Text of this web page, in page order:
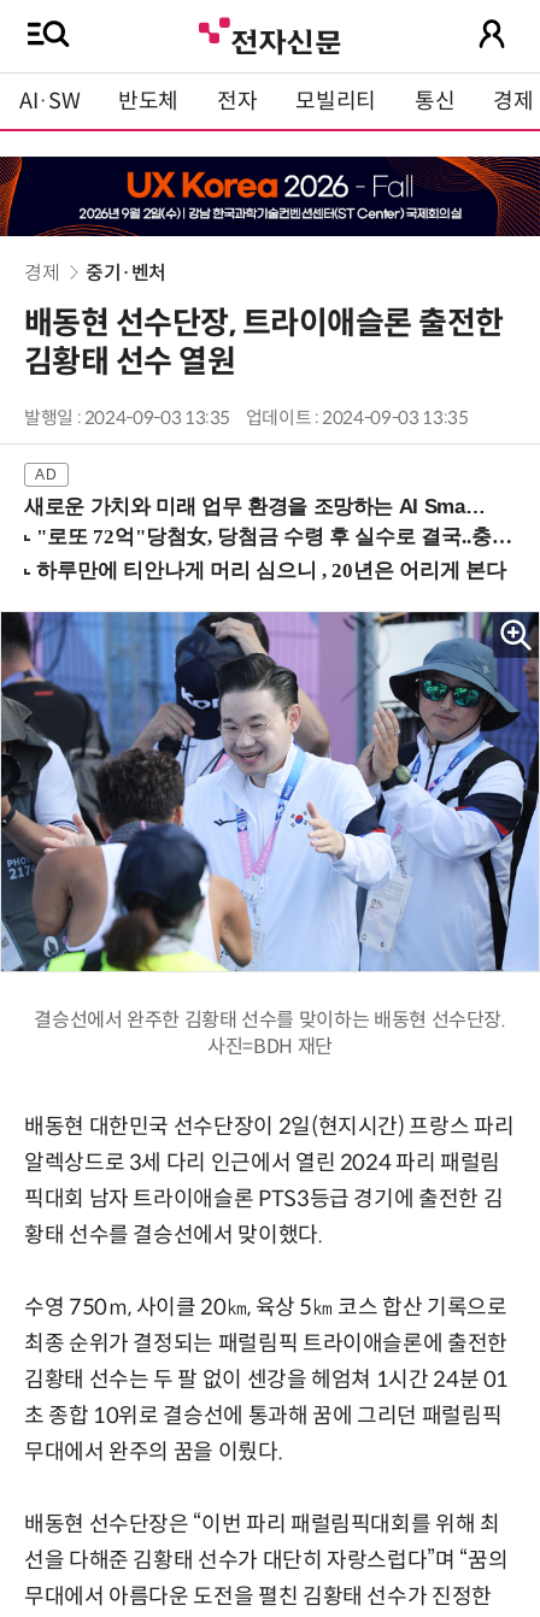
AI·SW 반도체 전자 모빌리티 통신 경제
경제 중기·벤처
배동현 선수단장, 트라이애슬론 출전한
김황태 선수 열원
발행일 : 2024-09-03 13:35 업데이트 : 2024-09-03 13:35
새로운 가치와 미래 업무 환경을 조망하는 AI Smart Work Summit 2026 (9/11 코엑스)
결승선에서 완주한 김황태 선수를 맞이하는 배동현 선수단장.
사진=BDH 재단
배동현 대한민국 선수단장이 2일(현지시간) 프랑스 파리
알렉상드로 3세 다리 인근에서 열린 2024 파리 패럴림
픽대회 남자 트라이애슬론 PTS3등급 경기에 출전한 김
황태 선수를 결승선에서 맞이했다.
수영 750ｍ, 사이클 20㎞, 육상 5㎞ 코스 합산 기록으로
최종 순위가 결정되는 패럴림픽 트라이애슬론에 출전한
김황태 선수는 두 팔 없이 센강을 헤엄쳐 1시간 24분 01
초 종합 10위로 결승선에 통과해 꿈에 그리던 패럴림픽
무대에서 완주의 꿈을 이뤘다.
배동현 선수단장은 “이번 파리 패럴림픽대회를 위해 최
선을 다해준 김황태 선수가 대단히 자랑스럽다”며 “꿈의
무대에서 아름다운 도전을 펼친 김황태 선수가 진정한